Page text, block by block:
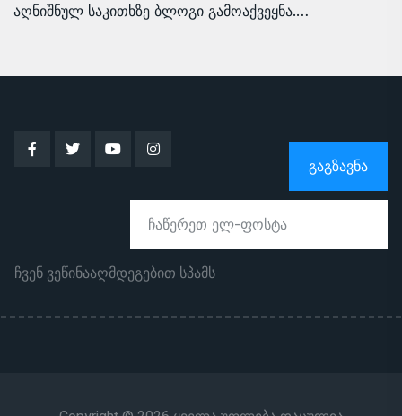
აღნიშნულ საკითხზე ბლოგი გამოაქვეყნა.…
ᲒᲐᲒᲖᲐᲕᲜᲐ
ჩვენ ვეწინააღმდეგებით სპამს